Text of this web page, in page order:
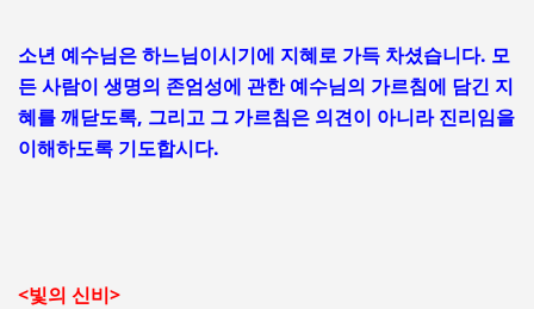
소년 예수님은 하느님이시기에 지혜로 가득 차셨습니다. 모
든 사람이 생명의 존엄성에 관한 예수님의 가르침에 담긴 지
혜를 깨닫도록, 그리고 그 가르침은 의견이 아니라 진리임을
이해하도록 기도합시다.
<빛의 신비>